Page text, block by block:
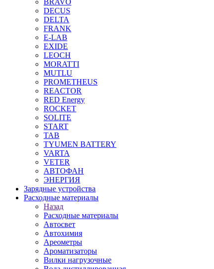
BRAVO
DECUS
DELTA
FRANK
E-LAB
EXIDE
LEOCH
MORATTI
MUTLU
PROMETHEUS
REACTOR
RED Energy
ROCKET
SOLITE
START
TAB
TYUMEN BATTERY
VARTA
VETER
АВТОФАН
ЭНЕРГИЯ
Зарядные устройства
Расходные материалы
Назад
Расходные материалы
Автосвет
Автохимия
Ареометры
Ароматизаторы
Вилки нагрузочные